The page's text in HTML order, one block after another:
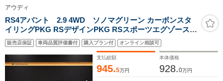
アウディ
RS4アバント 2.9 4WD ソノマグリーン カーボンスタ
イリングPKG RSデザインPKG RSスポーツエグゾースト
OP20インチブラックAW レッドキャリパー パノラマサン
ルーフ TVチューナー ブラックAudiリング カーボンイン
テリア パークアシスト
販売店保証 車両品質評価書付 購入プラン付 オンライン相談可
支払総額
945.5万円
本体価格
928.0万円